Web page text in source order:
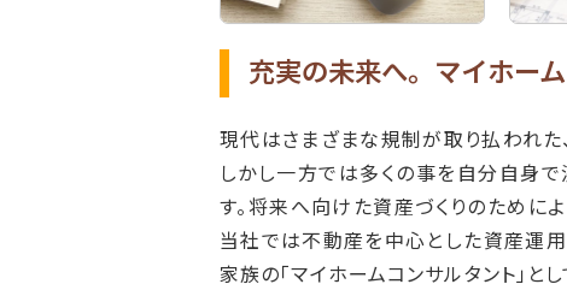
2023.9/11 「不動産を
2023.1/15 「おすすめ
2022.7/16 「おすすめ
充実の未来へ。マイホー
現代はさまざまな規制が取り払われた
しかし一方では多くの事を自分自身で
す。将来へ向けた資産づくりのために
当社では不動産を中心とした資産運用
家族の「マイホームコンサルタント」と